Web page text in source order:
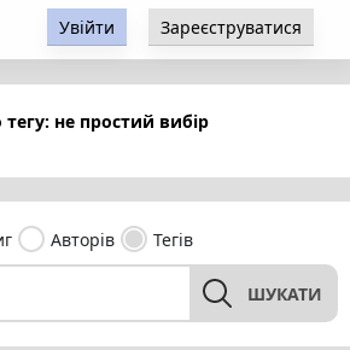
Увійти Зареєструватися
не простий вибір
Авторів Тегів
ШУКАТИ